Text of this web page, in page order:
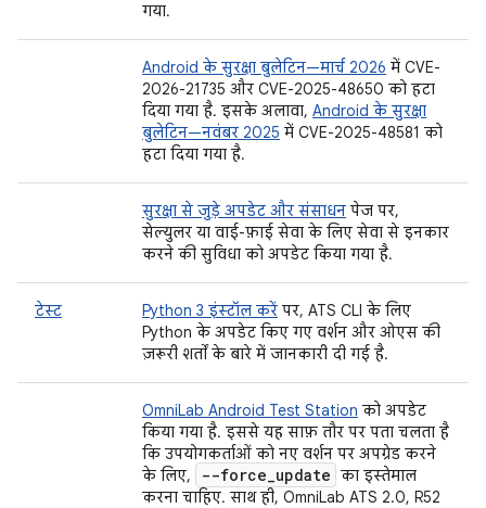
गया.
Android के सुरक्षा बुलेटिन—मार्च 2026 में CVE-
2026-21735 और CVE-2025-48650 को हटा
दिया गया है. इसके अलावा, Android के सुरक्षा
बुलेटिन—नवंबर 2025 में CVE-2025-48581 को
हटा दिया गया है.
सुरक्षा से जुड़े अपडेट और संसाधन पेज पर,
सेल्युलर या वाई-फ़ाई सेवा के लिए सेवा से इनकार
करने की सुविधा को अपडेट किया गया है.
टेस्ट Python 3 इंस्टॉल करें पर, ATS CLI के लिए
Python के अपडेट किए गए वर्शन और ओएस की
ज़रूरी शर्तों के बारे में जानकारी दी गई है.
OmniLab Android Test Station को अपडेट
किया गया है. इससे यह साफ़ तौर पर पता चलता है
कि उपयोगकर्ताओं को नए वर्शन पर अपग्रेड करने
के लिए,
--force_update का इस्तेमाल
करना चाहिए. साथ ही, OmniLab ATS 2.0, R52